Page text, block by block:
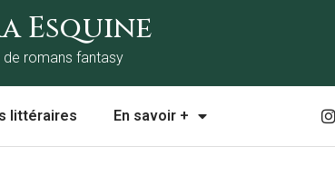
Esquine
de romans fantasy
littéraires En savoir +
I
n